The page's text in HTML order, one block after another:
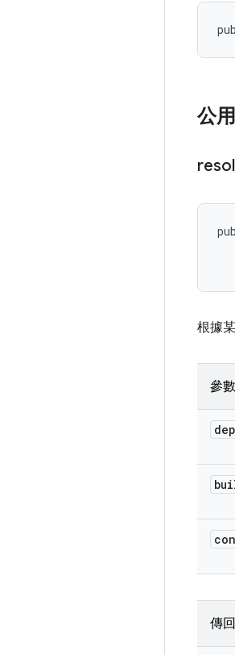
公
根據
參數
傳回